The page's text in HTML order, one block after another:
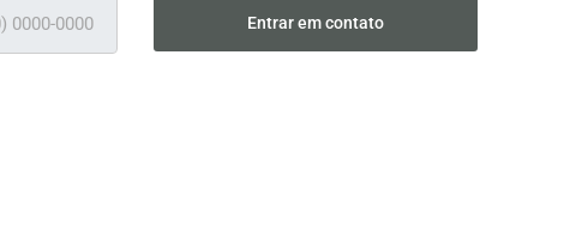
Entrar em contato